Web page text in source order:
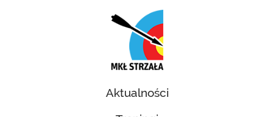
Aktualności